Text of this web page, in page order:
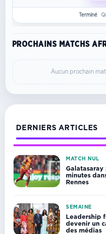
Terminé
PROCHAINS MATCHS
Aucun prochain
DERNIERS ARTICLES
MATCH NUL
minutes
Rennes
SEMAINE
Leadership
devenir un
des médias